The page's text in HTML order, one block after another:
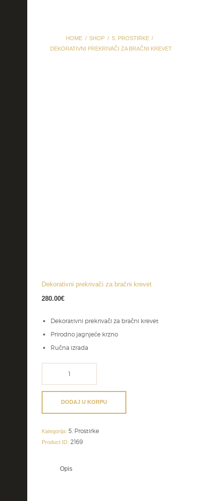
HOME SHOP
5. PROSTIRKE
DEKORATIVNI PREKRIVAČI ZA BRAČNI KREVET
Dekorativni prekrivači za bračni krevet
280.00€
Dekorativni prekrivači za bračni krevet
Prirodno jagnjeće krzno
Ručna izrada
za
DODAJ U KORPU
Kategorija: 5. Prostirke
Product ID: 2169
Opis